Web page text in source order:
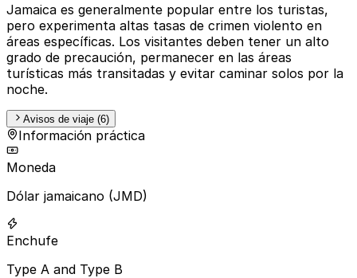
Jamaica es generalmente popular entre los turistas,
pero experimenta altas tasas de crimen violento en
áreas específicas. Los visitantes deben tener un alto
grado de precaución, permanecer en las áreas
turísticas más transitadas y evitar caminar solos por la
noche.
Avisos de viaje (6)
Información práctica
Moneda
Dólar jamaicano (JMD)
Enchufe
Type A and Type B